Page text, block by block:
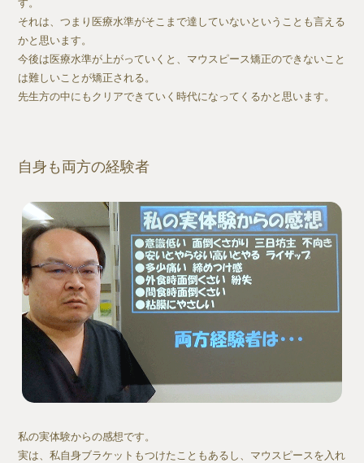
それは、つまり医療水準がそこまで達していないということも言える
かと思います。
今後は医療水準が上がっていくと、マウスピース矯正のできないこと
は難しいことが矯正される。
先生方の中にもクリアできていく時代になってくるかと思います。
自身も両方の経験者
私の実体験からの感想です。
実は、私自身ブラケットもつけたこともあるし、マウスピースを入れ